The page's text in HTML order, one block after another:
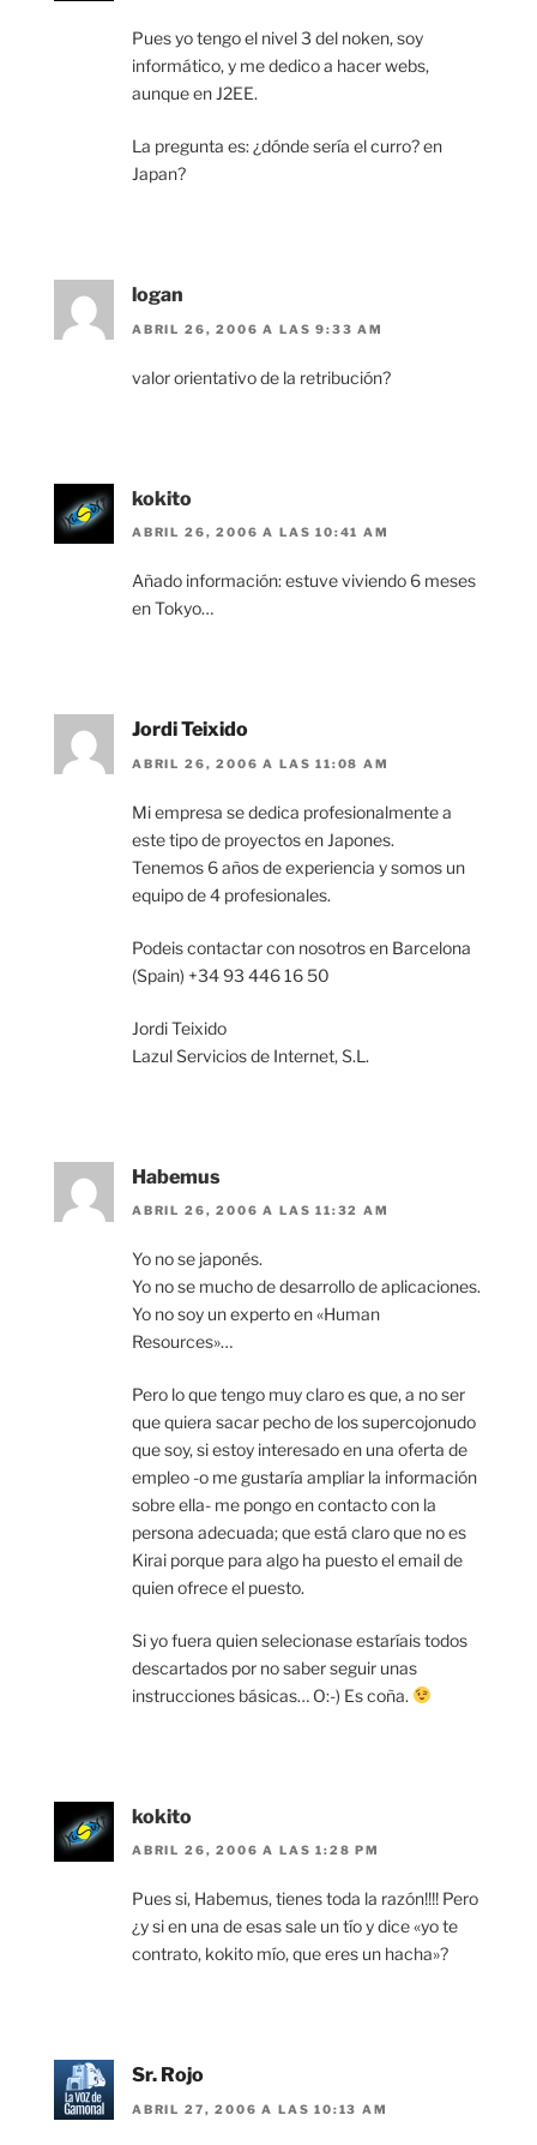
Pues yo tengo el nivel 3 del noken, soy
informático, y me dedico a hacer webs,
aunque en J2EE.
La pregunta es: ¿dónde sería el curro? en
Japan?
logan
ABRIL 26, 2006 A LAS 9:33 AM
valor orientativo de la retribución?
kokito
ABRIL 26, 2006 A LAS 10:41 AM
Añado información: estuve viviendo 6 meses
en Tokyo…
Jordi Teixido
ABRIL 26, 2006 A LAS 11:08 AM
Mi empresa se dedica profesionalmente a
este tipo de proyectos en Japones.
Tenemos 6 años de experiencia y somos un
equipo de 4 profesionales.
Podeis contactar con nosotros en Barcelona
(Spain) +34 93 446 16 50
Jordi Teixido
Lazul Servicios de Internet, S.L.
Habemus
ABRIL 26, 2006 A LAS 11:32 AM
Yo no se japonés.
Yo no se mucho de desarrollo de aplicaciones.
Yo no soy un experto en «Human
Resources»…
Pero lo que tengo muy claro es que, a no ser
que quiera sacar pecho de los supercojonudo
que soy, si estoy interesado en una oferta de
empleo -o me gustaría ampliar la información
sobre ella- me pongo en contacto con la
persona adecuada; que está claro que no es
Kirai porque para algo ha puesto el email de
quien ofrece el puesto.
Si yo fuera quien selecionase estaríais todos
descartados por no saber seguir unas
instrucciones básicas… O:-) Es coña.
kokito
ABRIL 26, 2006 A LAS 1:28 PM
Pues si, Habemus, tienes toda la razón!!!! Pero
¿y si en una de esas sale un tío y dice «yo te
contrato, kokito mío, que eres un hacha»?
Sr. Rojo
ABRIL 27, 2006 A LAS 10:13 AM